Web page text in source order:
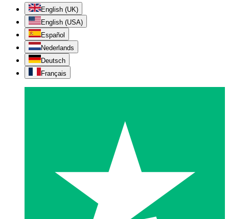
English (UK)
English (USA)
Español
Nederlands
Deutsch
Français